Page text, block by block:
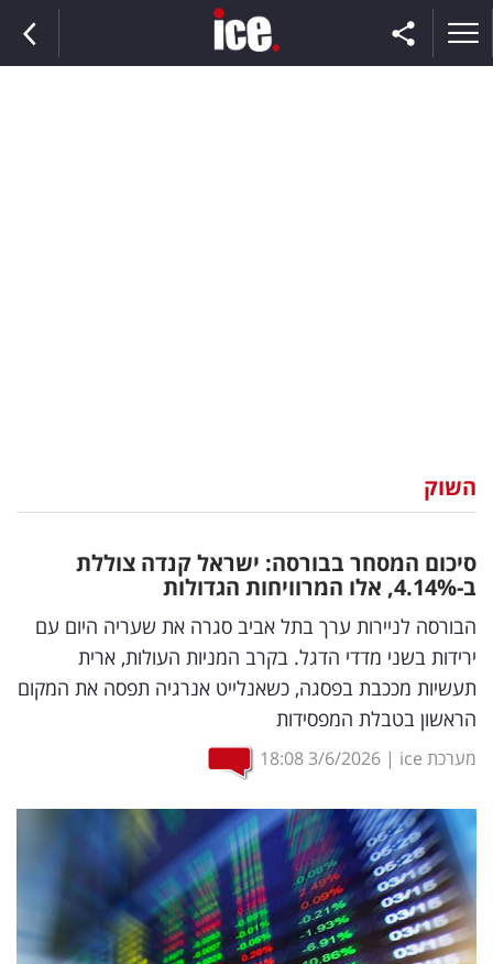
וצרכנות
דיגיטל
וטק
שיווק
ופרסום
משפט
מדדים
ומחקרים
דעות
רכילות
השוק
סיכום המסחר בבורסה: ישראל קנדה צוללת
ב-4.14% , אלו המרוויחות הגדולות
הבורסה לניירות ערך בתל אביב סגרה את שעריה היום עם
ירידות בשני מדדי הדגל. בקרב המניות העולות, ארית
תעשיות מככבת בפסגה, כשאנלייט אנרגיה תפסה את המקום
הראשון בטבלת המפסידות
מערכת ice |
3/6/2026
18:08